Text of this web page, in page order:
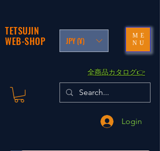
TETSUJIN
WEB-SHOP
JPY (¥)
ME
NU
​全商品カタログ👉
Login